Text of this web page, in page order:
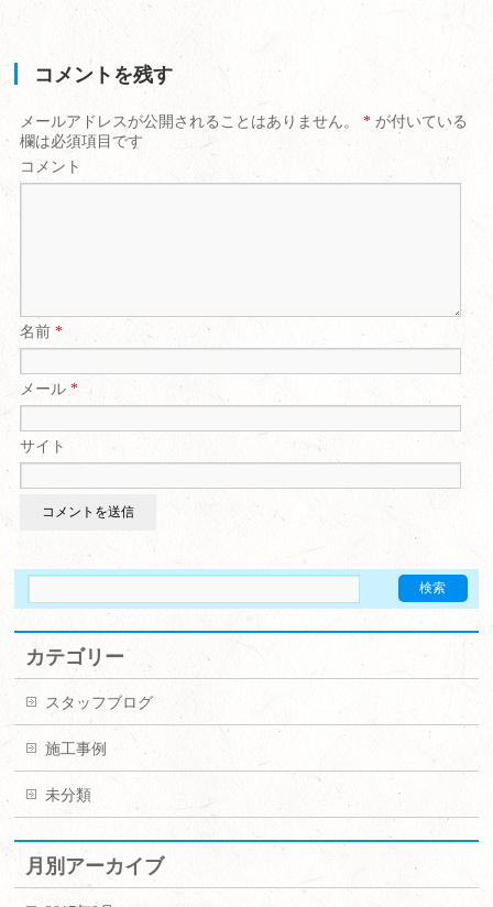
コメントを残す
メールアドレスが公開されることはありません。 * が付いている
欄は必須項目です
コメント
名前*
メール*
サイト
カテゴリー
スタッフブログ
施工事例
未分類
月別アーカイブ